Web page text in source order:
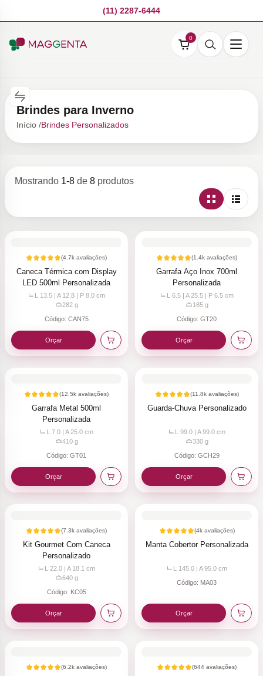
(11) 2287-6444
0
Brindes para Inverno
Início /Brindes Personalizados
Mostrando 1-8 de 8 produtos
(4.7k avaliações)
Caneca Térmica com Display
LED 500ml Personalizada
L 13.5 | A 12.8 | P 8.0 cm
282g
Código: CAN75
Orçar
(1.4k avaliações)
Garrafa Aço Inox 700ml
Personalizada
L 6.5 | A 25.5 | P 6.5 cm
185g
Código: GT20
Orçar
(12.5k avaliações)
Garrafa Metal 500ml
Personalizada
L 7.0 | A 25.0 cm
410g
Código: GT01
Orçar
(11.8kavaliações)
Guarda-Chuva Personalizado
L 99.0 | A 99.0 cm
330g
Código: GCH29
Orçar
(7.3k avaliações)
Kit Gourmet Com Caneca
Personalizado
L 22.0 | A 18.1 cm
640g
Código: KC05
Orçar
(4kavaliações)
Manta Cobertor Personalizada
L 145.0 | A 95.0 cm
Código: MA03
Orçar
(6.2k avaliações) (644 avaliações)